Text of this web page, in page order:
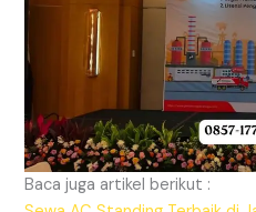
Baca juga artikel berikut :